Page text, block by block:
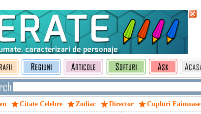
Citate Celebre Zodiac Director Cupluri Faimoase